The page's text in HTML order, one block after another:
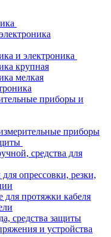
и электроника
крупная
мелкая
приборы и
приборы
средства для
опрессовки, резки,
для протяжки кабеля
средства защиты
и устройства